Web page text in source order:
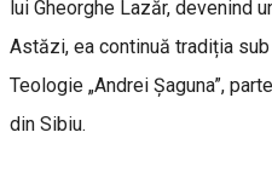
lui Gheorghe Lazăr, devenind
Astăzi, ea continuă tradiția
Teologie „Andrei Șaguna”,
din Sibiu.